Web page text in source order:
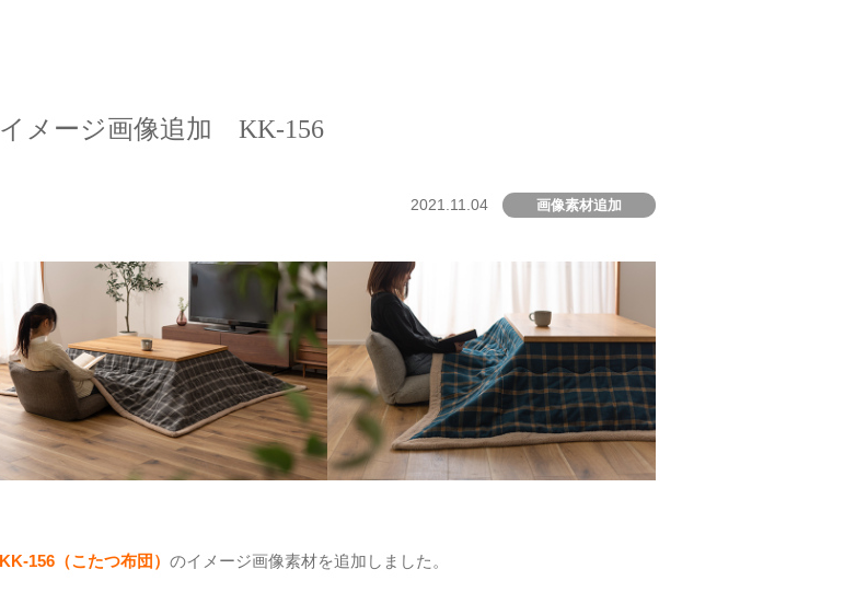
イメージ画像追加 KK-156
2021.11.04 画像素材追加
KK-156（こたつ布団） のイメージ画像素材を追加しました。